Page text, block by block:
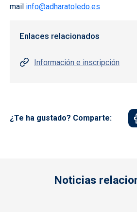
mail info@adharatoledo.es
Enlaces relacionados
Información e inscripción
¿Te ha gustado? Comparte:
Noticias